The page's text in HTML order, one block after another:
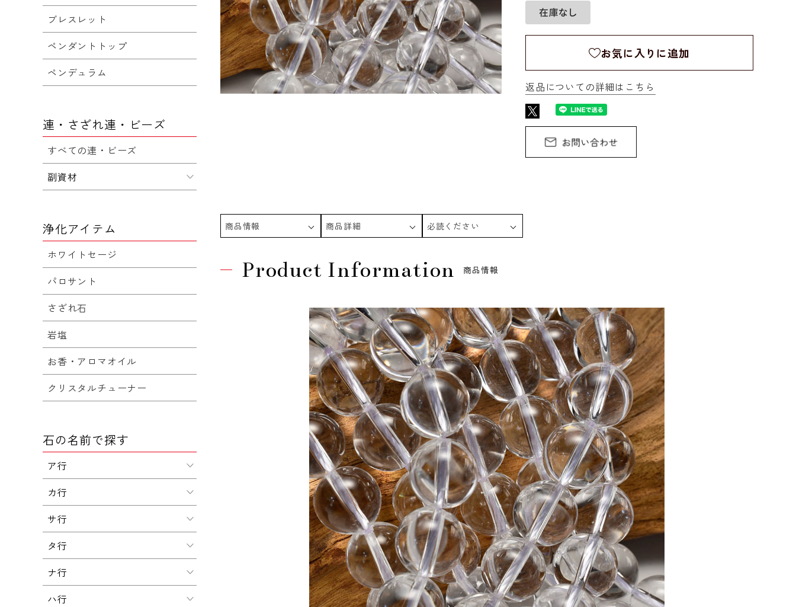
お気に入りに追加
返品についての詳細はこちら
商品情報 商品詳細 必読ください
Product Information 商品情報
ブレスレット
ペンダントトップ
ペンデュラム
連・さざれ連・ビーズ
すべての連・ビーズ
副資材
浄化アイテム
ホワイトセージ
パロサント
さざれ石
岩塩
お香・アロマオイル
クリスタルチューナー
石の名前で探す
ア行
カ行
サ行
タ行
ナ行
ハ行